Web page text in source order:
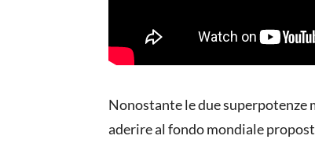
Nonostante le due superpotenze
aderire al fondo mondiale